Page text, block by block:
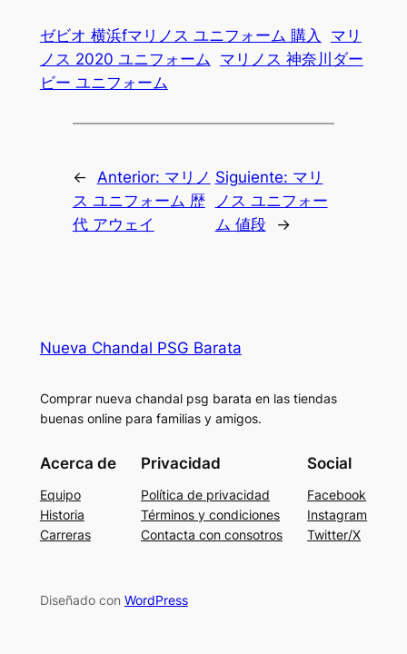
ゼビオ 横浜fマリノス ユニフォーム 購入
マリ
ノス 2020 ユニフォーム マリノス 神奈川ダー
ビー ユニフォーム
← Anterior: マリノ
ス ユニフォーム 歴
代 アウェイ
Siguiente: マリ
ノス ユニフォー
ム 値段
→
Nueva Chandal PSG Barata
Comprar nueva chandal psg barata en las tiendas
buenas online para familias y amigos.
Acerca de
Equipo
Historia
Carreras
Privacidad
Política de privacidad
Términos y condiciones
Contacta con consotros
Social
Facebook
Instagram
Twitter/X
Diseñado con WordPress